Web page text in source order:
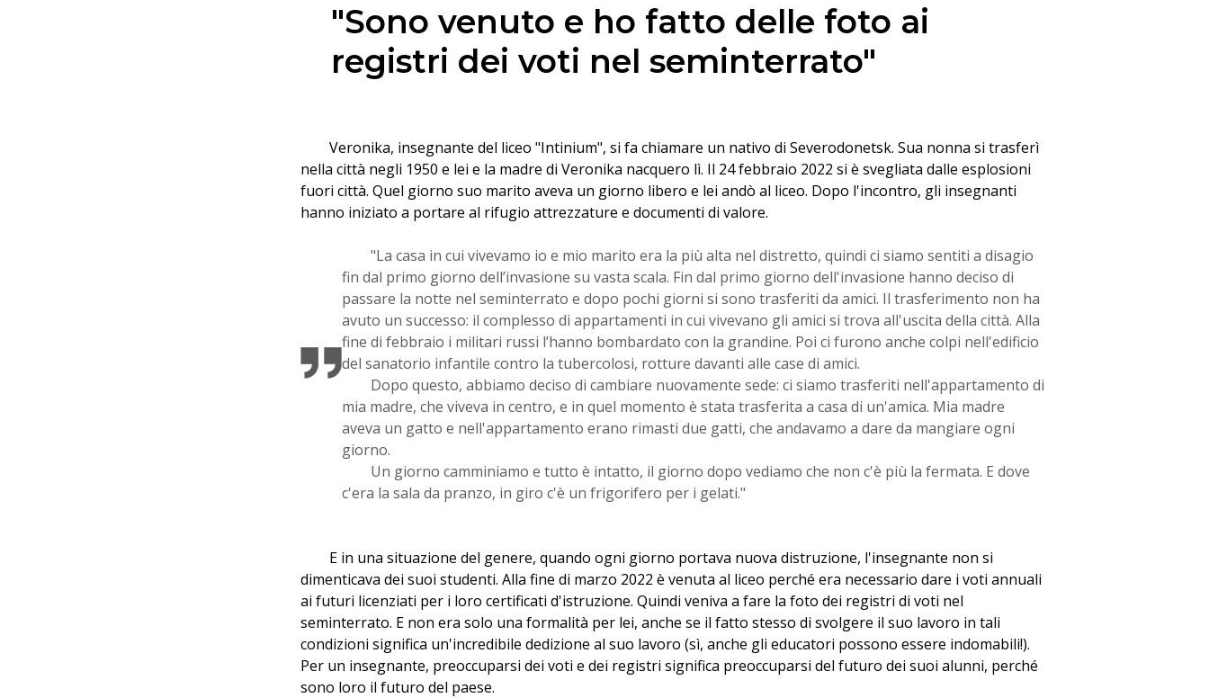
"Sono venuto e ho fatto delle foto ai
registri dei voti nel seminterrato"
Veronika, insegnante del liceo "Intinium", si fa chiamare un nativo di Severodonetsk. Sua nonna si trasferì
nella città negli 1950 e lei e la madre di Veronika nacquero lì. Il 24 febbraio 2022 si è svegliata dalle esplosioni
fuori città. Quel giorno suo marito aveva un giorno libero e lei andò al liceo. Dopo l'incontro, gli insegnanti
hanno iniziato a portare al rifugio attrezzature e documenti di valore.
"La casa in cui vivevamo io e mio marito era la più alta nel distretto, quindi ci siamo sentiti a disagio
fin dal primo giorno dell’invasione su vasta scala. Fin dal primo giorno dell'invasione hanno deciso di
passare la notte nel seminterrato e dopo pochi giorni si sono trasferiti da amici. Il trasferimento non ha
avuto un successo: il complesso di appartamenti in cui vivevano gli amici si trova all'uscita della città. Alla
fine di febbraio i militari russi l’hanno bombardato con la grandine. Poi ci furono anche colpi nell'edificio
del sanatorio infantile contro la tubercolosi, rotture davanti alle case di amici.
Dopo questo, abbiamo deciso di cambiare nuovamente sede: ci siamo trasferiti nell'appartamento di
mia madre, che viveva in centro, e in quel momento è stata trasferita a casa di un'amica. Mia madre
aveva un gatto e nell'appartamento erano rimasti due gatti, che andavamo a dare da mangiare ogni
giorno.
Un giorno camminiamo e tutto è intatto, il giorno dopo vediamo che non c'è più la fermata. E dove
c'era la sala da pranzo, in giro c'è un frigorifero per i gelati."
E in una situazione del genere, quando ogni giorno portava nuova distruzione, l'insegnante non si
dimenticava dei suoi studenti. Alla fine di marzo 2022 è venuta al liceo perché era necessario dare i voti annuali
ai futuri licenziati per i loro certificati d'istruzione. Quindi veniva a fare la foto dei registri di voti nel
seminterrato. E non era solo una formalità per lei, anche se il fatto stesso di svolgere il suo lavoro in tali
condizioni significa un'incredibile dedizione al suo lavoro (sì, anche gli educatori possono essere indomabili!).
Per un insegnante, preoccuparsi dei voti e dei registri significa preoccuparsi del futuro dei suoi alunni, perché
sono loro il futuro del paese.